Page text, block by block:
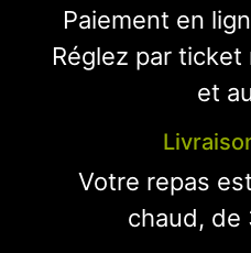
Paiement en
Réglez par
et
Votre repas
chaud, de